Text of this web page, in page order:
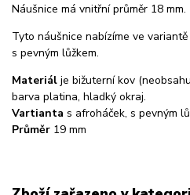
Náušnice má vnitřní průměr 18 mm.
Tyto náušnice nabízíme ve
s pevným lůžkem.
Materiál je bižuterní kov
barva platina, hladký okraj.
Vartianta s afroháček, s pevným
Průměr 19 mm